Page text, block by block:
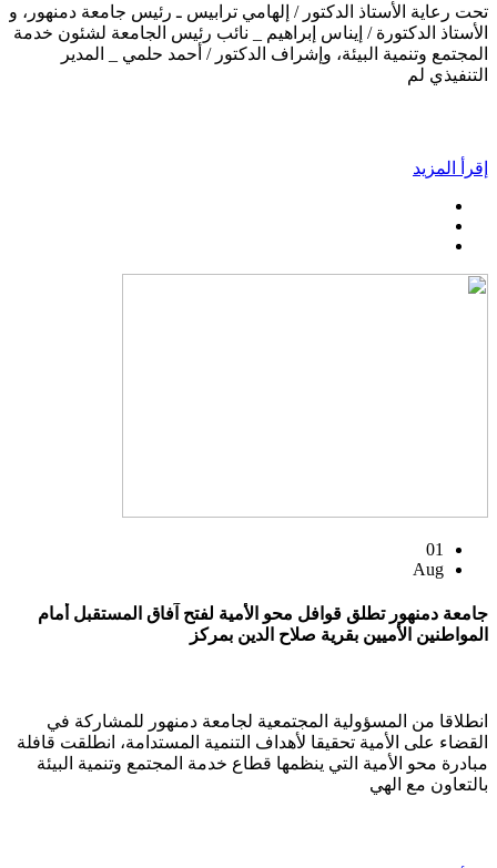
تحت رعاية الأستاذ الدكتور / إلهامي ترابيس ـ رئيس جامعة دمنهور، و
الأستاذ الدكتورة / إيناس إبراهيم _ نائب رئيس الجامعة لشئون خدمة
المجتمع وتنمية البيئة، وإشراف الدكتور / أحمد حلمي _ المدير
التنفيذي لم
إقرأ المزيد
01
Aug
جامعة دمنهور تطلق قوافل محو الأمية لفتح آفاق المستقبل أمام
المواطنين الأميين بقرية صلاح الدين بمركز
انطلاقا من المسؤولية المجتمعية لجامعة دمنهور للمشاركة في
القضاء على الأمية تحقيقا لأهداف التنمية المستدامة، انطلقت قافلة
مبادرة محو الأمية التي ينظمها قطاع خدمة المجتمع وتنمية البيئة
بالتعاون مع الهي